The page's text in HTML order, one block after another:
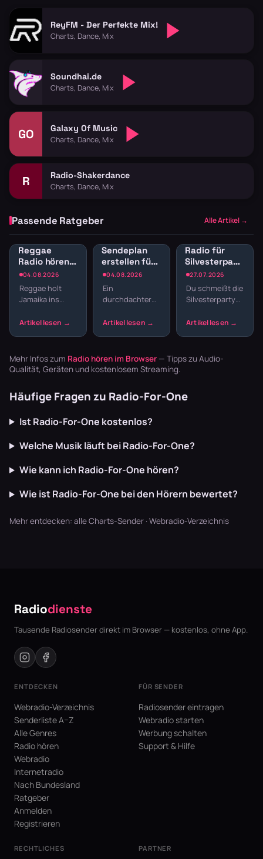
ReyFM - Der Perfekte Mix!
Charts, Dance, Mix
Soundhai.de
Charts, Dance, Mix
GO Galaxy Of Music
Charts, Dance, Mix
R Radio-Shakerdance
Charts, Dance, Mix
Passende Ratgeber Alle Artikel →
04.08.2026
Reggae
Radio hören:
Jamaican
Vibes und
Dancehall
streamen
Reggae holt
Jamaika ins
Der entspannte
die Texte
schaffen U…
04.08.2026
Sendeplan
erstellen fürs
Webradio:
Struktur
statt
Zufallsmix
Ein
durchdachter
macht den
beliebigen
Musikstream
27.07.2026
Radio für
Silvesterparty:
Die besten
Sender für
den
Jahreswechsel
Du schmeißt die
Silvesterparty
den ganzen
basteln? Radio
Mehr Infos zum Radio hören im Browser — Tipps zu Audio-
Qualität, Geräten und kostenlosem Streaming.
Häufige Fragen zu Radio-For-One
Ist Radio-For-One kostenlos?
Welche Musik läuft bei Radio-For-One?
Wie kann ich Radio-For-One hören?
Wie ist Radio-For-One bei den Hörern bewertet?
Mehr entdecken: alle Charts-Sender · Webradio-Verzeichnis
Radiodienste
Tausende Radiosender direkt im Browser — kostenlos, ohne App.
ENTDECKEN
Webradio-Verzeichnis
Senderliste A–Z
Alle Genres
Radio hören
Webradio
Internetradio
Nach Bundesland
Ratgeber
Anmelden
Registrieren
FÜR SENDER
Radiosender eintragen
Webradio starten
Werbung schalten
Support & Hilfe
RECHTLICHES PARTNER